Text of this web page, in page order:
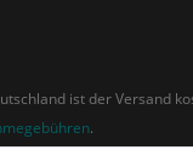
ist der Versand
.